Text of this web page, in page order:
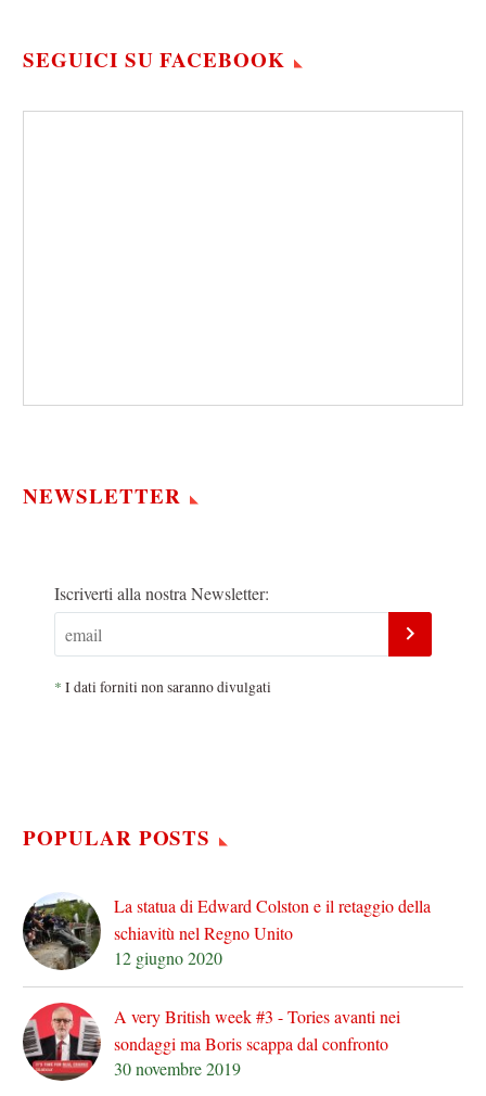
SEGUICI SU FACEBOOK
NEWSLETTER
Iscriverti alla nostra Newsletter:
* I dati forniti non saranno divulgati
POPULAR POSTS
La statua di Edward Colston e il retaggio della
schiavitù nel Regno Unito
12 giugno 2020
A very British week #3 - Tories avanti nei
sondaggi ma Boris scappa dal confronto
30 novembre 2019